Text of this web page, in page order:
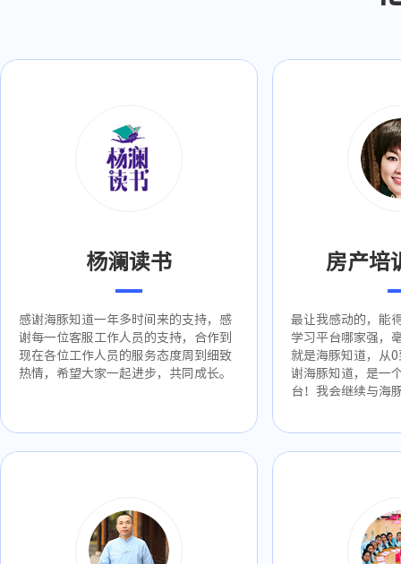
杨澜读书
感谢海豚知道一年多时间来的支持，感
谢每一位客服工作人员的支持，合作到
现在各位工作人员的服务态度周到细致
热情，希望大家一起进步，共同成长。
房产培
最让我感动的，能
学习平台哪家强，
就是海豚知道，从
谢海豚知道，是一
台！我会继续与海